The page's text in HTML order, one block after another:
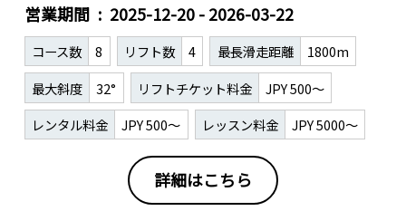
営業期間 2025-12-20 - 2026-03-22
コース数 8 リフト数 4 最長滑走距離
1800m
最大斜度
32° リフトチケット料金
JPY 500～
レンタル料金
JPY 500～ レッスン料金 JPY 5000～
詳細はこちら